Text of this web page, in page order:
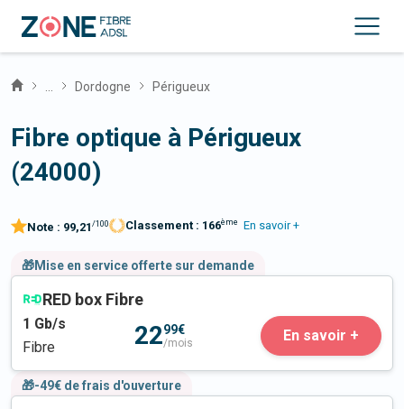
Dordogne Périgueux
Fibre optique à Périgueux
(24000)
Note : 99,21 /100 Classement : 166ème En savoir +
🎁Mise en service offerte sur demande
RED box Fibre
1 Gb/s
Fibre
2299€
/mois En savoir +
🎁-49€ de frais d'ouverture